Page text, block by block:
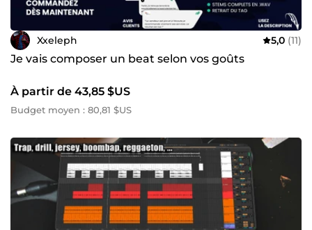
Xxeleph 5,0 (11)
Je vais composer un beat selon vos goûts
À partir de 43,85 $US
Budget moyen : 80,81 $US